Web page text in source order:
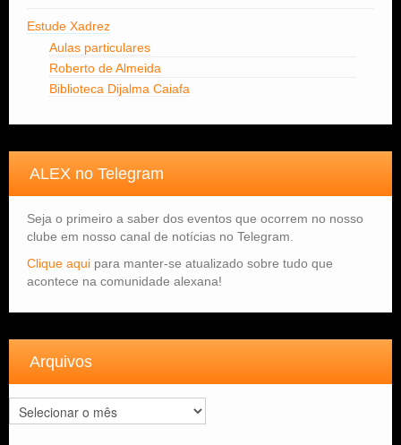
Estude Xadrez
Aulas particulares
Roberto de Almeida
Biblioteca Dijalma Caiafa
ALEX no Telegram
Seja o primeiro a saber dos eventos que ocorrem no nosso
clube em nosso canal de notícias no Telegram.
Clique aqui para manter-se atualizado sobre tudo que
acontece na comunidade alexana!
Arquivos
Arquivos